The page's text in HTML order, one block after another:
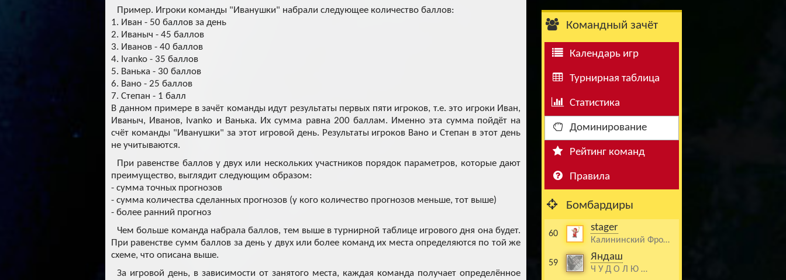
Пример. Игроки команды "Иванушки" набрали следующее количество баллов:
1. Иван - 50 баллов за день
2. Иваныч - 45 баллов
3. Иванов - 40 баллов
4. Ivanko - 35 баллов
5. Ванька - 30 баллов
6. Вано - 25 баллов
7. Степан - 1 балл
В данном примере в зачёт команды идут результаты первых пяти игроков, т.е. это игроки Иван,
Иваныч, Иванов, Ivanko и Ванька. Их сумма равна 200 баллам. Именно эта сумма пойдёт на
счёт команды "Иванушки" за этот игровой день. Результаты игроков Вано и Степан в этот день
не учитываются.
При равенстве баллов у двух или нескольких участников порядок параметров, которые дают
преимущество, выглядит следующим образом:
- сумма точных прогнозов
- сумма количества сделанных прогнозов (у кого количество прогнозов меньше, тот выше)
- более ранний прогноз
Чем больше команда набрала баллов, тем выше в турнирной таблице игрового дня она будет.
При равенстве сумм баллов за день у двух или более команд их места определяются по той же
схеме, что описана выше.
За игровой день, в зависимости от занятого места, каждая команда получает определённое
Командный зачёт
Календарь игр
Турнирная таблица
Статистика
Доминирование
Рейтинг команд
Правила
Бомбардиры
60
stager
Калининский Фро…
59
Яндаш
Ч У Д О Л Ю …